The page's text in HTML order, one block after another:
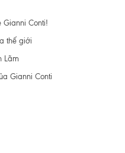
Gianni Conti!
thế giới
Lãm
Gianni Conti